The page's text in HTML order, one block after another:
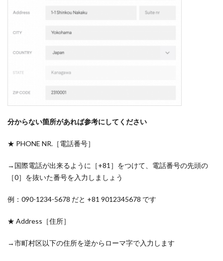
分からない箇所があれば参考にしてください
★ PHONE NR.［電話番号］
→国際電話が出来るように［+81］をつけて、電話番号の先頭の
［0］を抜いた番号を入力しましょう
例：090-1234-5678 だと +81 9012345678 です
★ Address［住所］
→市町村区以下の住所を逆からローマ字で入力します